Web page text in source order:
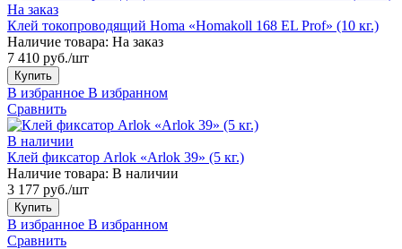
На заказ
Клей токопроводящий Homa «Homakoll 168 EL Prof» (10 кг.)
Наличие товара: На заказ
7 410 руб./шт
Купить
В избранное В избранном
Сравнить
В наличии
Клей фиксатор Arlok «Arlok 39» (5 кг.)
Наличие товара: В наличии
3 177 руб./шт
Купить
В избранное В избранном
Сравнить